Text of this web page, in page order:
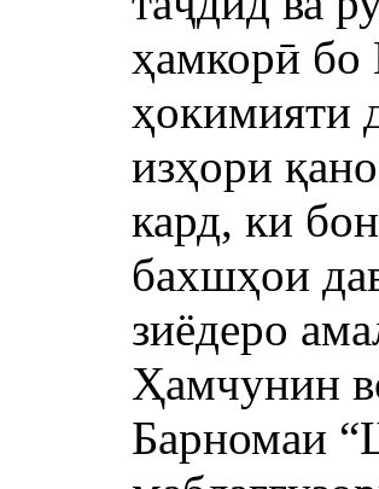
ҳамкорӣ
ҳокимияти
изҳори
кард, ки
бахшҳои
зиёдеро
Ҳамчунин
Барномаи